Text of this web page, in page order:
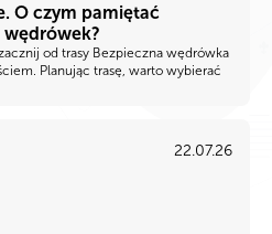
O czym pamiętać
od trasy Bezpieczna wędrówka
Planując trasę, warto wybierać
22.07.26